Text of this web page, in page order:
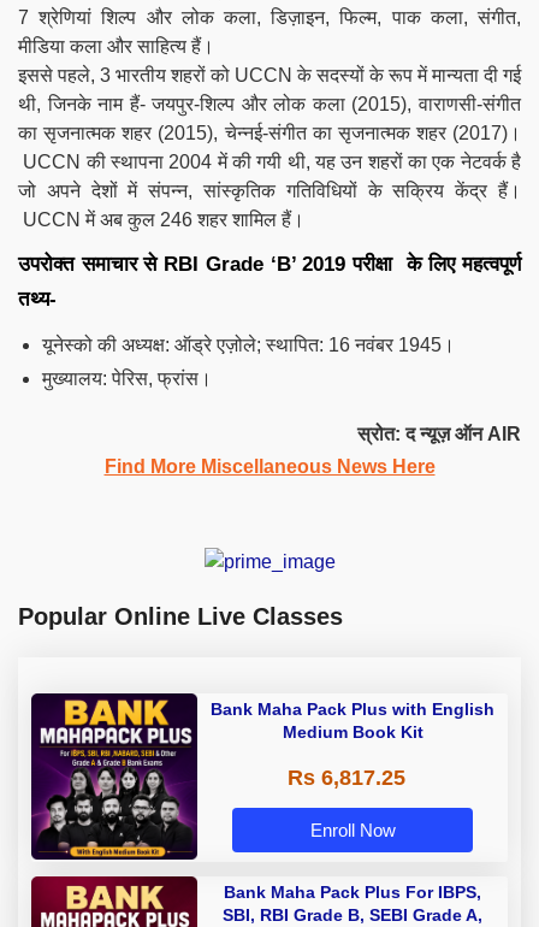
7 श्रेणियां शिल्प और लोक कला, डिज़ाइन, फिल्म, पाक कला, संगीत,
मीडिया कला और साहित्य हैं।
इससे पहले, 3 भारतीय शहरों को UCCN के सदस्यों के रूप में मान्यता दी गई
थी, जिनके नाम हैं- जयपुर-शिल्प और लोक कला (2015), वाराणसी-संगीत
का सृजनात्मक शहर (2015), चेन्नई-संगीत का सृजनात्मक शहर (2017)।
UCCN की स्थापना 2004 में की गयी थी, यह उन शहरों का एक नेटवर्क है
जो अपने देशों में संपन्न, सांस्कृतिक गतिविधियों के सक्रिय केंद्र हैं।
UCCN में अब कुल 246 शहर शामिल हैं।
उपरोक्त समाचार से RBI Grade ‘B’ 2019 परीक्षा के लिए महत्वपूर्ण
तथ्य-
यूनेस्को की अध्यक्ष: ऑड्रे एज़ोले; स्थापित: 16 नवंबर 1945।
मुख्यालय: पेरिस, फ्रांस।
स्रोत: द न्यूज़ ऑन AIR
Find More Miscellaneous News Here
Popular Online Live Classes
Bank Maha Pack Plus with English
Medium Book Kit
Rs 6,817.25
Enroll Now
Bank Maha Pack Plus For IBPS,
SBI, RBI Grade B, SEBI Grade A,